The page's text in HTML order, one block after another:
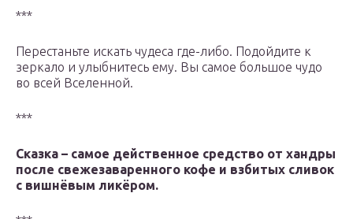
***
Перестаньте искать чудеса где-либо. Подойдите к
зеркало и улыбнитесь ему. Вы самое большое чудо
во всей Вселенной.
***
Сказка – самое действенное средство от хандры
после свежезаваренного кофе и взбитых сливок
с вишнёвым ликёром.